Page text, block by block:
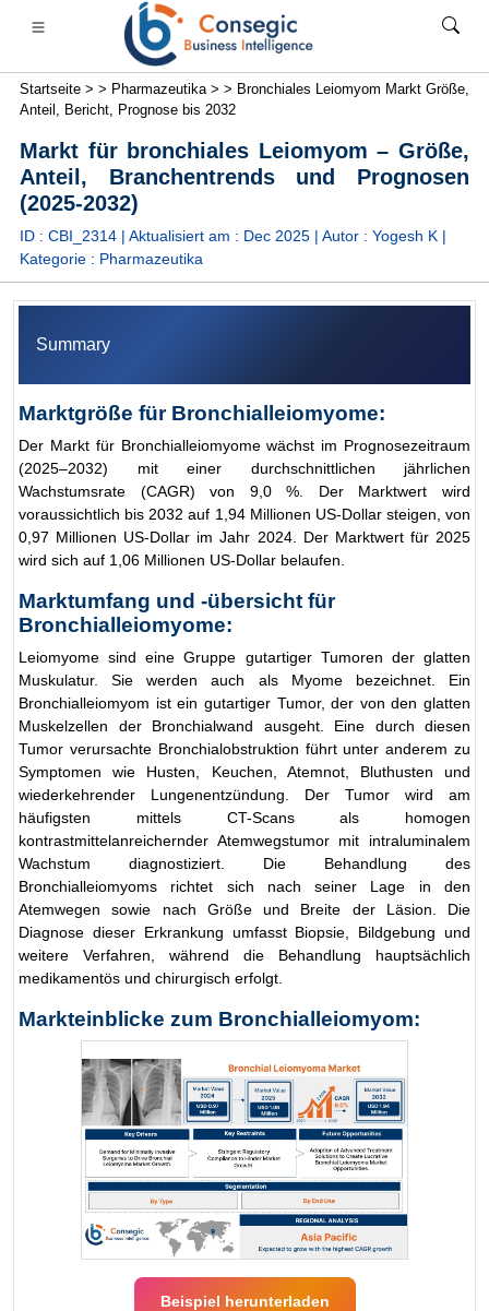
Finanzdienstleistungen und Versicherungen
• Konsumgüter
• Fallstudien
Startseite > > Pharmazeutika > > Bronchiales Leiomyom Markt Größe,
Anteil, Bericht, Prognose bis 2032
Markt für bronchiales Leiomyom – Größe,
Anteil, Branchentrends und Prognosen
(2025-2032)
ID : CBI_2314 | Aktualisiert am : Dec 2025| Autor : Yogesh K|
Kategorie : Pharmazeutika
Summary
Marktgröße für Bronchialleiomyome:
Der Markt für Bronchialleiomyome wächst im Prognosezeitraum
(2025–2032) mit einer durchschnittlichen jährlichen
Wachstumsrate (CAGR) von 9,0 %. Der Marktwert wird
voraussichtlich bis 2032 auf 1,94 Millionen US-Dollar steigen, von
0,97 Millionen US-Dollar im Jahr 2024. Der Marktwert für 2025
wird sich auf 1,06 Millionen US-Dollar belaufen.
Marktumfang und -übersicht für
Bronchialleiomyome:
Leiomyome sind eine Gruppe gutartiger Tumoren der glatten
Muskulatur. Sie werden auch als Myome bezeichnet. Ein
Bronchialleiomyom ist ein gutartiger Tumor, der von den glatten
Muskelzellen der Bronchialwand ausgeht. Eine durch diesen
Tumor verursachte Bronchialobstruktion führt unter anderem zu
Symptomen wie Husten, Keuchen, Atemnot, Bluthusten und
wiederkehrender Lungenentzündung. Der Tumor wird am
häufigsten mittels CT-Scans als homogen
kontrastmittelanreichernder Atemwegstumor mit intraluminalem
Wachstum diagnostiziert. Die Behandlung des
Bronchialleiomyoms richtet sich nach seiner Lage in den
Atemwegen sowie nach Größe und Breite der Läsion. Die
Diagnose dieser Erkrankung umfasst Biopsie, Bildgebung und
weitere Verfahren, während die Behandlung hauptsächlich
medikamentös und chirurgisch erfolgt.
Markteinblicke zum Bronchialleiomyom:
Beispiel herunterladen